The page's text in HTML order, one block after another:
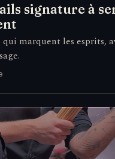
signature à
qui marquent les esprits,